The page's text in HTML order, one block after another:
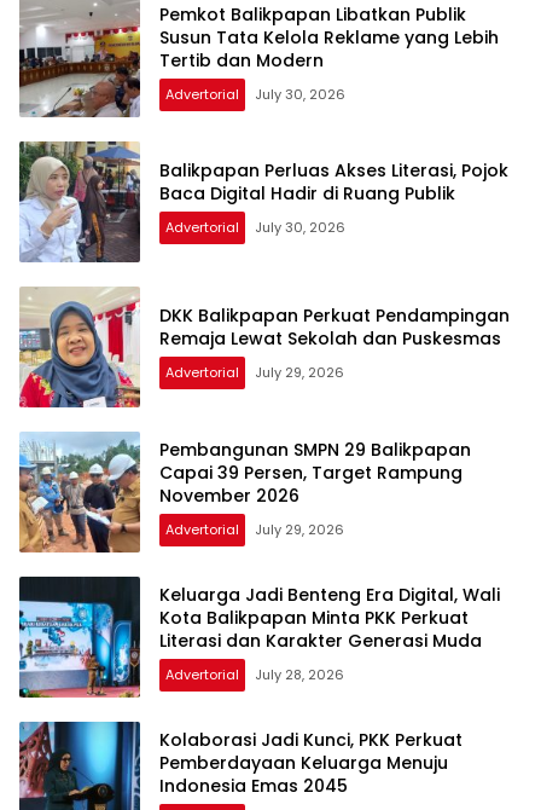
Pemkot Balikpapan Libatkan Publik
Susun Tata Kelola Reklame yang Lebih
Tertib dan Modern
Advertorial July 30, 2026
Balikpapan Perluas Akses Literasi, Pojok
Baca Digital Hadir di Ruang Publik
Advertorial July 30, 2026
DKK Balikpapan Perkuat Pendampingan
Remaja Lewat Sekolah dan Puskesmas
Advertorial July 29, 2026
Pembangunan SMPN 29 Balikpapan
Capai 39 Persen, Target Rampung
November 2026
Advertorial July 29, 2026
Keluarga Jadi Benteng Era Digital, Wali
Kota Balikpapan Minta PKK Perkuat
Literasi dan Karakter Generasi Muda
Advertorial July 28, 2026
Kolaborasi Jadi Kunci, PKK Perkuat
Pemberdayaan Keluarga Menuju
Indonesia Emas 2045